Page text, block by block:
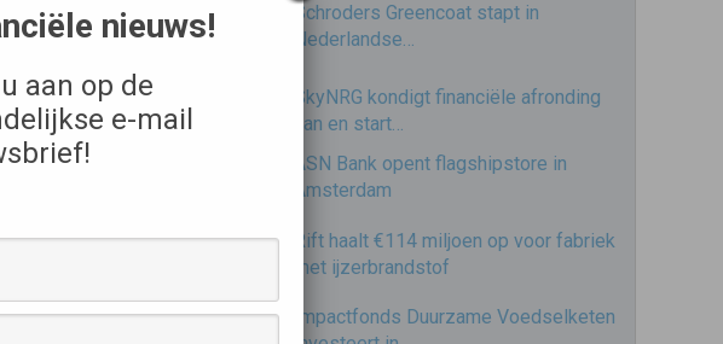
met
Schroders Greencoat stapt in
Nederlandse…
SkyNRG kondigt financiële afronding
aan en start…
ASN Bank opent flagshipstore in
Amsterdam
Rift haalt €114 miljoen op voor fabriek
met ijzerbrandstof
Impactfonds Duurzame Voedselketen
nieuws!
aan op de
e-mail